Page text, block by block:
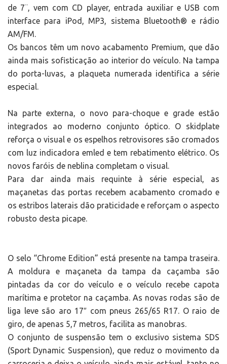
de 7¨, vem com CD player, entrada auxiliar e USB com
interface para iPod, MP3, sistema Bluetooth® e rádio
AM/FM.
Os bancos têm um novo acabamento Premium, que dão
ainda mais sofisticação ao interior do veículo. Na tampa
do porta-luvas, a plaqueta numerada identifica a série
especial.
Na parte externa, o novo para-choque e grade estão
integrados ao moderno conjunto óptico. O skidplate
reforça o visual e os espelhos retrovisores são cromados
com luz indicadora emled e tem rebatimento elétrico. Os
novos faróis de neblina completam o visual.
Para dar ainda mais requinte à série especial, as
maçanetas das portas recebem acabamento cromado e
os estribos laterais dão praticidade e reforçam o aspecto
robusto desta picape.
O selo “Chrome Edition” está presente na tampa traseira.
A moldura e maçaneta da tampa da caçamba são
pintadas da cor do veículo e o veículo recebe capota
marítima e protetor na caçamba. As novas rodas são de
liga leve são aro 17″ com pneus 265/65 R17. O raio de
giro, de apenas 5,7 metros, facilita as manobras.
O conjunto de suspensão tem o exclusivo sistema SDS
(Sport Dynamic Suspension), que reduz o movimento da